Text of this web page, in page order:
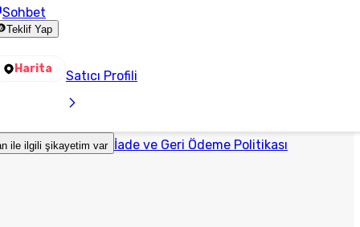
Sohbet
Teklif Yap
Harita Satıcı Profili
ile ilgili şikayetim var İade ve Geri Ödeme Politikası